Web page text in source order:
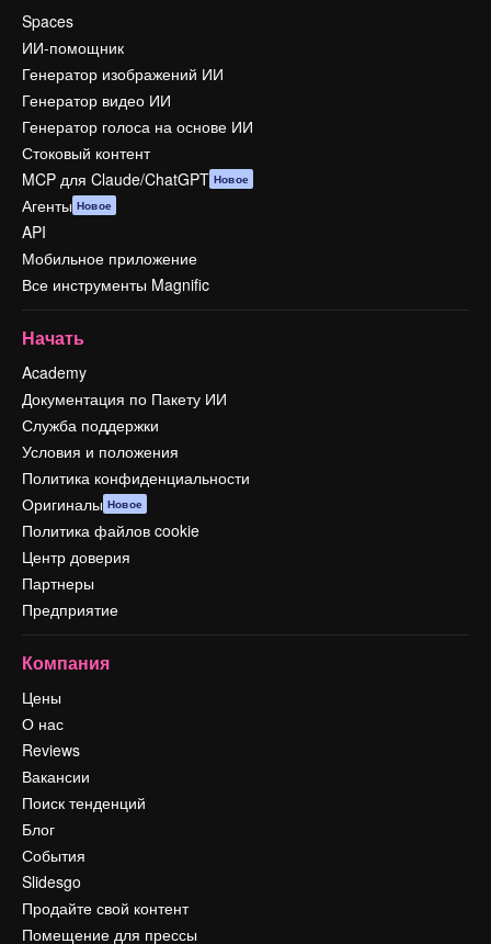
Spaces
ИИ-помощник
Генератор изображений ИИ
Генератор видео ИИ
Генератор голоса на основе ИИ
Стоковый контент
MCP для Claude/ChatGPT Новое
Агенты Новое
API
Мобильное приложение
Все инструменты Magnific
Начать
Academy
Документация по Пакету ИИ
Служба поддержки
Условия и положения
Политика конфиденциальности
Оригиналы Новое
Политика файлов cookie
Центр доверия
Партнеры
Предприятие
Компания
Цены
О нас
Reviews
Вакансии
Поиск тенденций
Блог
События
Slidesgo
Продайте свой контент
Помещение для прессы